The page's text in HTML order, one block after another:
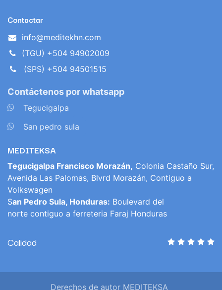
Contactar
info@meditekhn.com
(TGU) +504 94902009
(SPS) +504 94501515
Contáctenos por whatsapp
Tegucigalpa
San pedro sula
MEDITEKSA
Tegucigalpa Francisco Morazán, Colonia Castaño Sur,
Avenida Las Palomas, Blvrd Morazán, Contiguo a
Volkswagen
San Pedro Sula, Honduras: Boulevard del
norte contiguo a ferreteria Faraj Honduras
Calidad
Derechos de autor MEDITEKSA